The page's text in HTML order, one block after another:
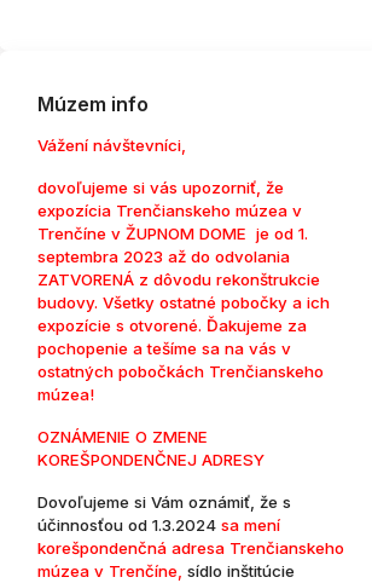
Múzem info
Vážení návštevníci,
dovoľujeme si vás upozorniť, že
expozícia Trenčianskeho múzea v
Trenčíne v ŽUPNOM DOME je od 1.
septembra 2023 až do odvolania
ZATVORENÁ z dôvodu rekonštrukcie
budovy. Všetky ostatné pobočky a ich
expozície s otvorené. Ďakujeme za
pochopenie a tešíme sa na vás v
ostatných pobočkách Trenčianskeho
múzea!
OZNÁMENIE O ZMENE
KOREŠPONDENČNEJ ADRESY
Dovoľujeme si Vám oznámiť, že s
účinnosťou od 1.3.2024 sa mení
korešpondenčná adresa Trenčianskeho
múzea v Trenčíne, sídlo inštitúcie